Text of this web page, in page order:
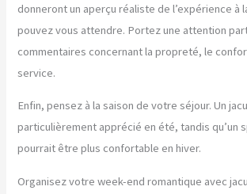
donneront un aperçu réaliste de l’expérience à
pouvez vous attendre. Portez une attention
commentaires concernant la propreté, le
service.
Enfin, pensez à la saison de votre séjour. Un
particulièrement apprécié en été, tandis qu’un
pourrait être plus confortable en hiver.
Organisez votre week-end romantique avec